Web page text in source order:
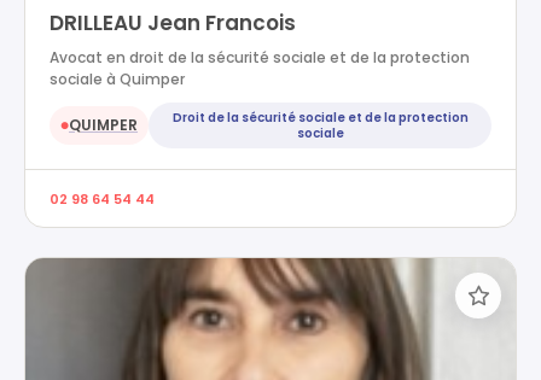
DRILLEAU Jean Francois
Avocat en droit de la sécurité sociale et de la protection
sociale à Quimper
●QUIMPER
Droit de la sécurité sociale et de la protection
sociale
02 98 64 54 44